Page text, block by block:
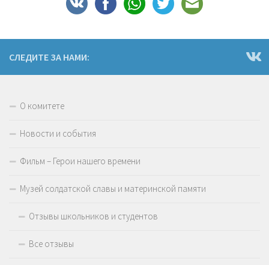
СЛЕДИТЕ ЗА НАМИ:
О комитете
Новости и события
Фильм – Герои нашего времени
Музей солдатской славы и материнской памяти
Отзывы школьников и студентов
Все отзывы